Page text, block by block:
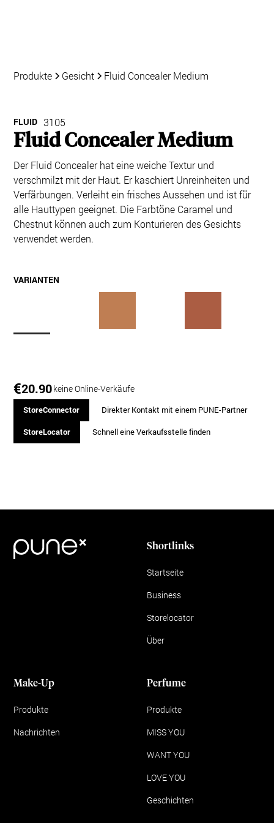
Produkte Gesicht Fluid Concealer Medium
FLUID 3105
Fluid Concealer Medium
Der Fluid Concealer hat eine weiche Textur und
verschmilzt mit der Haut. Er kaschiert Unreinheiten und
Verfärbungen. Verleiht ein frisches Aussehen und ist für
alle Hauttypen geeignet. Die Farbtöne Caramel und
Chestnut können auch zum Konturieren des Gesichts
verwendet werden.
VARIANTEN
€20.90keine Online-Verkäufe
StoreConnector Direkter Kontakt mit einem PUNE-Partner
StoreLocator Schnell eine Verkaufsstelle finden
Shortlinks
Startseite
Business
Storelocator
Über
Make-Up
Produkte
Nachrichten
Perfume
Produkte
MISS YOU
WANT YOU
LOVE YOU
Geschichten